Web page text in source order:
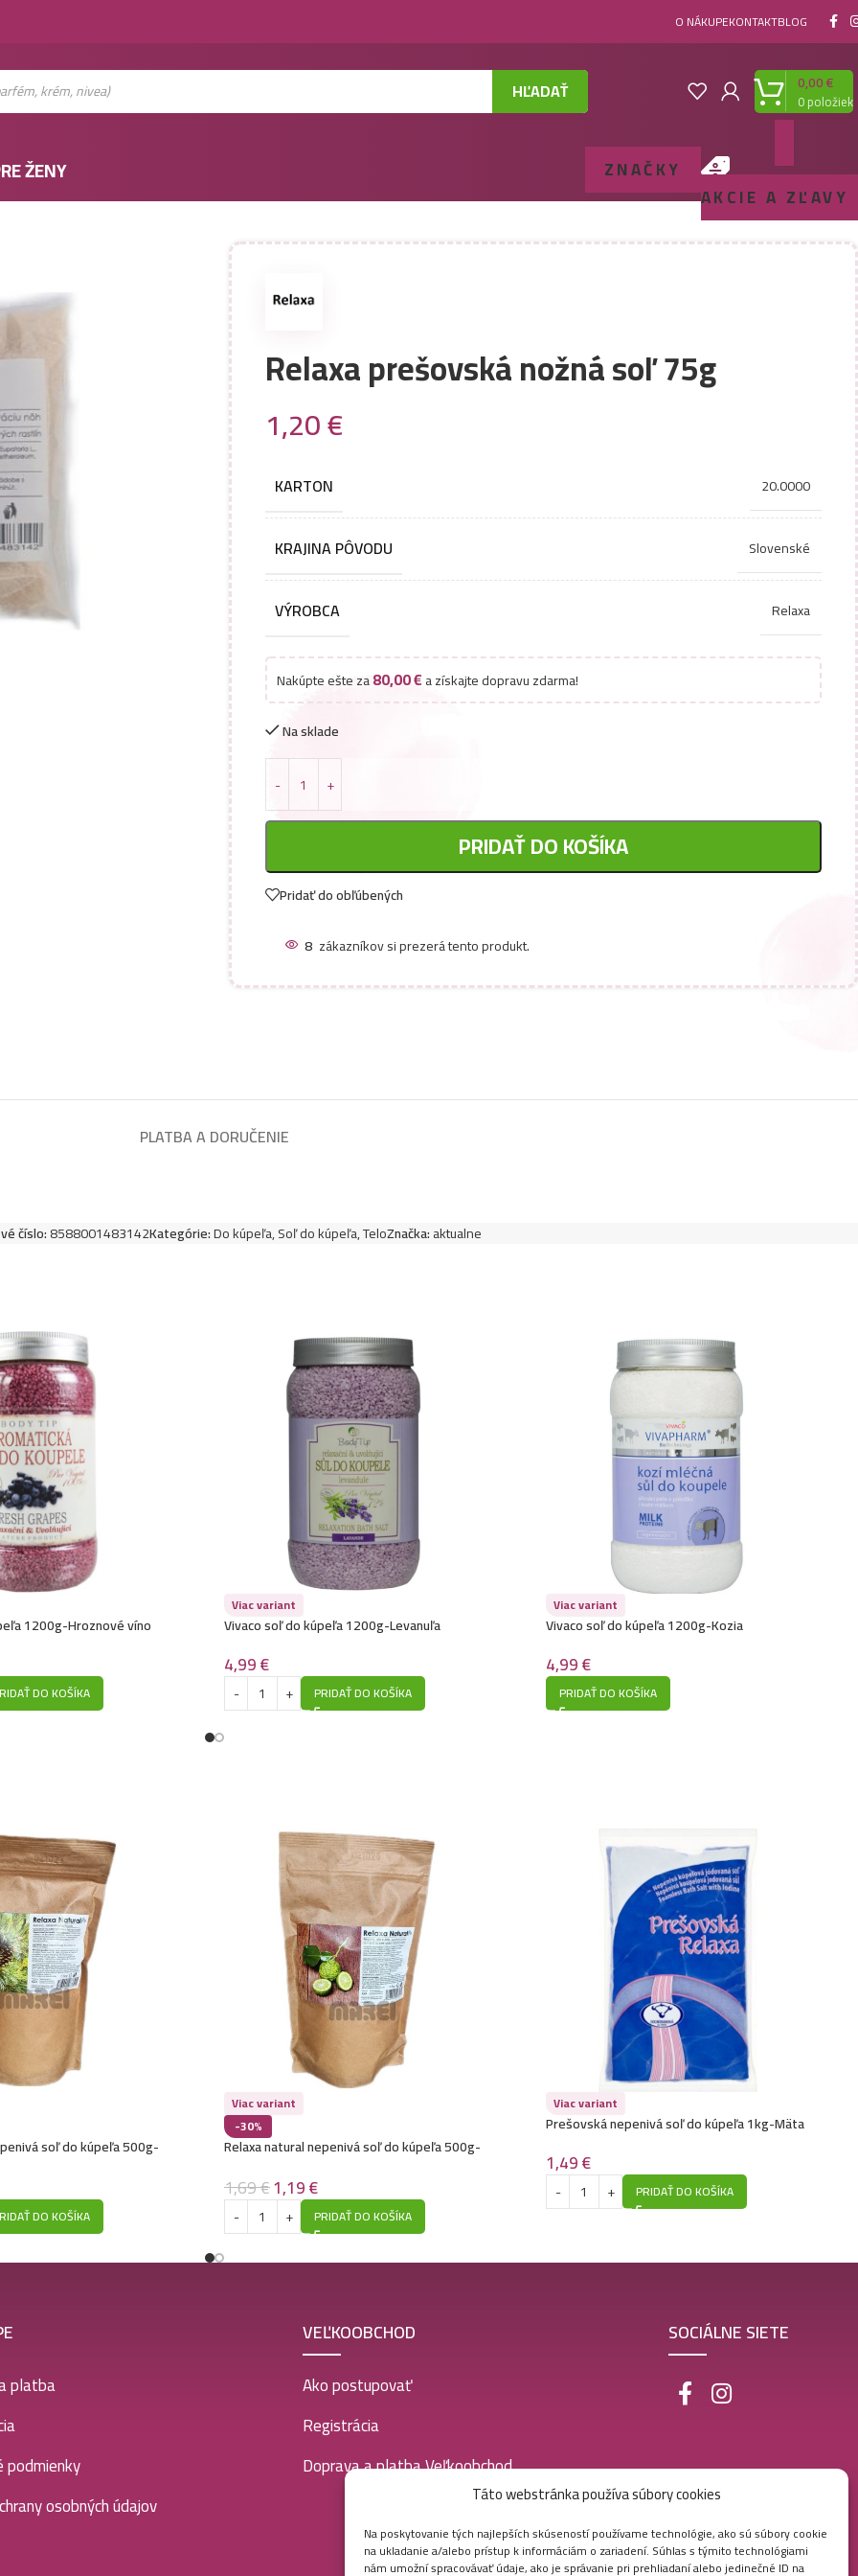
Táto webstránka používa súbory cookies
Na poskytovanie tých najlepších skúseností používame technológie, ako sú súbory cookie
na ukladanie a/alebo prístup k informáciám o zariadení. Súhlas s týmito technológiami
nám umožní spracovávať údaje, ako je správanie pri prehliadaní alebo jedinečné ID na
O NÁKUPEKONTAKTBLOG
HĽADAŤ 0položiek
0,00€
ŽENY
ZNAČKY
AKCIE A ZĽAVY
Relaxa prešovská nožná soľ 75g
1,20€
KARTON 20.0000
KRAJINA PÔVODU Slovenské
VÝROBCA Relaxa
Nakúpte ešte za80,00€a získajte dopravu zdarma!
Na sklade
PRIDAŤ DO KOŠÍKA
Pridať do obľúbených
8 zákazníkov si prezerá tento produkt.
PLATBA A DORUČENIE
číslo:8588001483142Kategórie:Do kúpeľa,Soľ do kúpeľa,TeloZnačka:aktualne
1200g-Hroznové víno
DO KOŠÍKA
Viac variant
Vivaco soľ do kúpeľa 1200g-Levanuľa
4,99€
PRIDAŤ DO KOŠÍKA
Viac variant
Vivaco soľ do kúpeľa 1200g-Kozia
4,99€
PRIDAŤ DO KOŠÍKA
soľ do kúpeľa 500g-
DO KOŠÍKA
-30%
Viac variant
Relaxa natural nepenivá soľ do kúpeľa 500g-
1,69€1,19€
PRIDAŤ DO KOŠÍKA
Viac variant
Prešovská nepenivá soľ do kúpeľa 1kg-Mäta
1,49€
PRIDAŤ DO KOŠÍKA
platba
podmienky
osobných údajov
VEĽKOOBCHOD
Ako postupovať
Registrácia
Doprava a platba Veľkoobchod
SOCIÁLNE SIETE